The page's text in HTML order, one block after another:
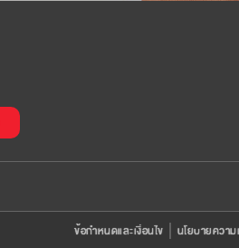
ข้อกำหนดและเงื่อนไข นโยบายควา